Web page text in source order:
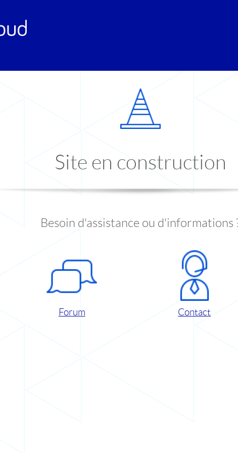
Site en construction
Besoin d'assistance ou d'informations
Forum Contact